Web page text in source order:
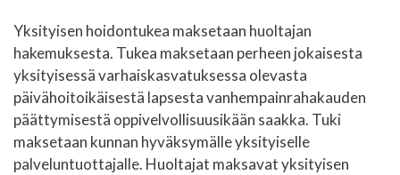
Yksityisen hoidontukea maksetaan huoltajan
hakemuksesta. Tukea maksetaan perheen jokaisesta
yksityisessä varhaiskasvatuksessa olevasta
päivähoitoikäisestä lapsesta vanhempainrahakauden
päättymisestä oppivelvollisuusikään saakka. Tuki
maksetaan kunnan hyväksymälle yksityiselle
palveluntuottajalle. Huoltajat maksavat yksityisen